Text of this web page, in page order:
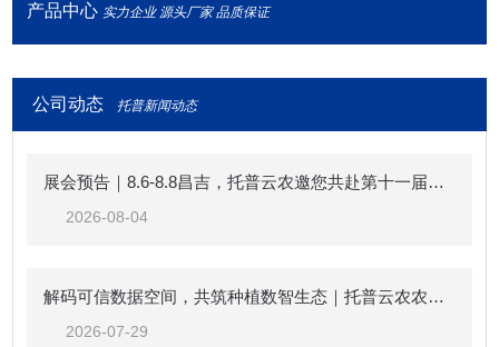
产品中心 实力企业 源头厂家 品质保证
公司动态 托普新闻动态
展会预告｜8.6-8.8昌吉，托普云农邀您共赴第十一届中国新疆种子展示交易会
2026-08-04
解码可信数据空间，共筑种植数智生态｜托普云农农业（种植）可信数据空间生态共建倡议
2026-07-29